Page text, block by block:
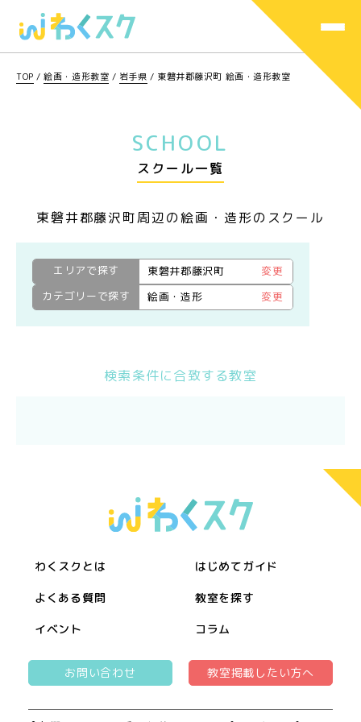
TOP /絵画・造形教室 / 岩手県 / 東磐井郡藤沢町 絵画・造形教室
SCHOOL
スクール一覧
東磐井郡藤沢町周辺の絵画・造形のスクール
エリアで探す 東磐井郡藤沢町
変更
カテゴリーで探す
絵画・造形 変更
検索条件に合致する教室
わくスクとは はじめてガイド
よくある質問 教室を探す
イベント コラム
お問い合わせ 教室掲載したい方へ